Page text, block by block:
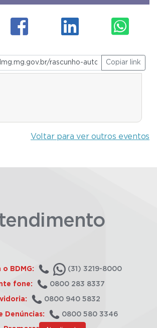
Copiar link
Voltar para ver outros eventos
o BDMG: (31) 3219-8000
fone: 0800 283 8337
0800 940 5832
Denúncias: 0800 580 3346